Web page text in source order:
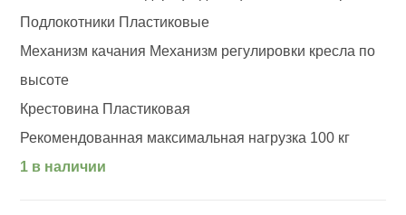
Подлокотники Пластиковые
Механизм качания Механизм регулировки кресла по
высоте
Крестовина Пластиковая
Рекомендованная максимальная нагрузка 100 кг
1 в наличии